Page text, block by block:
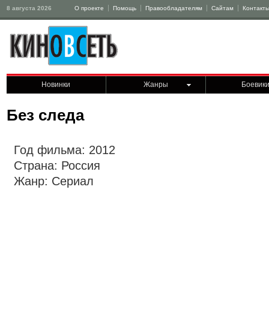
8 августа 2026 О проекте Помощь Правообладателям Сайтам Контакты
Новинки Жанры Боевики
Без следа
Год фильма: 2012
Страна: Россия
Жанр: Сериал